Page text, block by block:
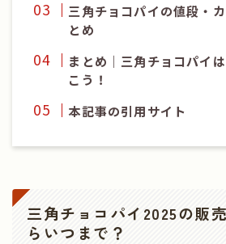
三角チョコパイの値段・
とめ
まとめ｜三角チョコパイ
こう！
本記事の引用サイト
三角チョコパイ2025の販
らいつまで？